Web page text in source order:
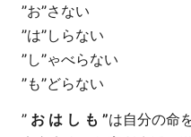
”お”さない
”は”しらない
”し”ゃべらない
”も”どらない
” お は し も ”は自分の命